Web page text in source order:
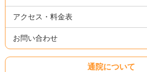
みどり鍼灸整骨院 【みどり鍼灸整骨院】
高松市東山崎668-1 フレスポ高松内
アクセス・料金表
お問い合わせ
通院について